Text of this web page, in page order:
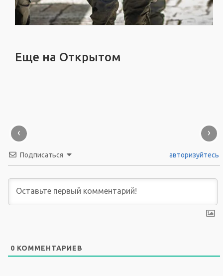
Еще на Открытом
‹ ›
Подписаться авторизуйтесь
0 КОММЕНТАРИЕВ